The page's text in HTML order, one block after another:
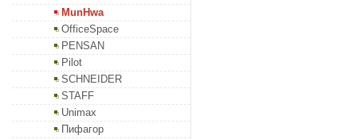
MunHwa
OfficeSpace
PENSAN
Pilot
SCHNEIDER
STAFF
Unimax
Пифагор